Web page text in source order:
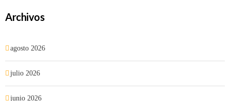
Archivos
agosto 2026
julio 2026
junio 2026